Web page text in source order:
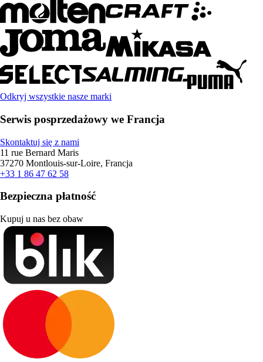
Odkryj wszystkie nasze marki
Serwis posprzedażowy we Francja
Skontaktuj się z nami
11 rue Bernard Maris
37270 Montlouis-sur-Loire, Francja
+33 1 86 47 62 58
Bezpieczna płatność
Kupuj u nas bez obaw